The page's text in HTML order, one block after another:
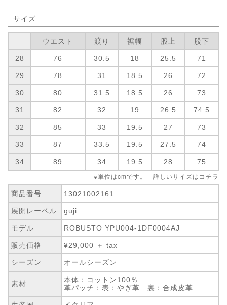
サイズ
ウエスト 渡り 裾幅 股上 股下
28 76 30.5 18 25.5 71
29 78 31 18.5 26 72
30 80 31.5 18.5 26 73
31 82 32 19 26.5 74.5
32 85 33 19.5 27 73
33 87 33.5 19.5 27.5 74
34 89 34 19.5 28 75
※単位はcmです。 詳しいサイズは コチラ
商品番号 13021002161
展開レーベル guji
モデル ROBUSTO YPU004-1DF0004AJ
販売価格 ¥29,000 ＋ tax
シーズン オールシーズン
素材
本体：コットン100％
革パッチ：表：やぎ革 裏：合成皮革